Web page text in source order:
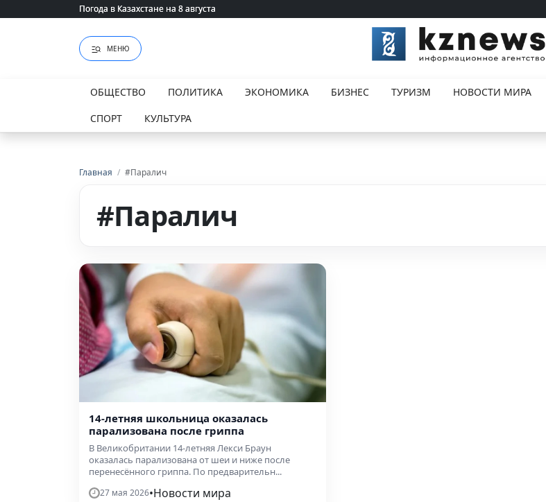
Погода в Казахстане на 8 августа
Погода в Казахстане на 8 августа
МЕНЮ
ОБЩЕСТВО ПОЛИТИКА ЭКОНОМИКА БИЗНЕС ТУРИЗМ НОВОСТИ МИРА
СПОРТ
КУЛЬТУРА
Главная / #Паралич
#Паралич
14-летняя школьница оказалась
парализована после гриппа
В Великобритании 14-летняя Лекси Браун
оказалась парализована от шеи и ниже после
перенесённого гриппа. По предварительн...
27 мая 2026•Новости мира